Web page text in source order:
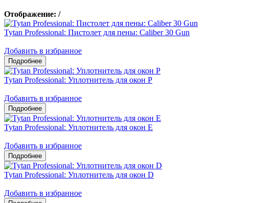
Отображение: /
Tytan Professional: Пистолет для пены: Caliber 30 Gun
Добавить в избранное
Tytan Professional: Уплотнитель для окон P
Добавить в избранное
Tytan Professional: Уплотнитель для окон E
Добавить в избранное
Tytan Professional: Уплотнитель для окон D
Добавить в избранное